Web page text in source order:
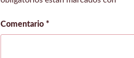
Comentario *